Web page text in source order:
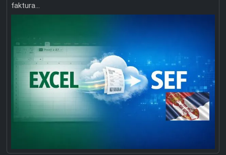
faktura...